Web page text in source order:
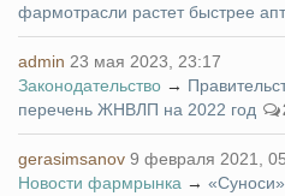
фармотрасли растет быстрее
admin 23 мая 2023, 23:17
Законодательство →
перечень ЖНВЛП на 2022 год
gerasimsanov 9 февраля 2021,
Новости фармрынка →